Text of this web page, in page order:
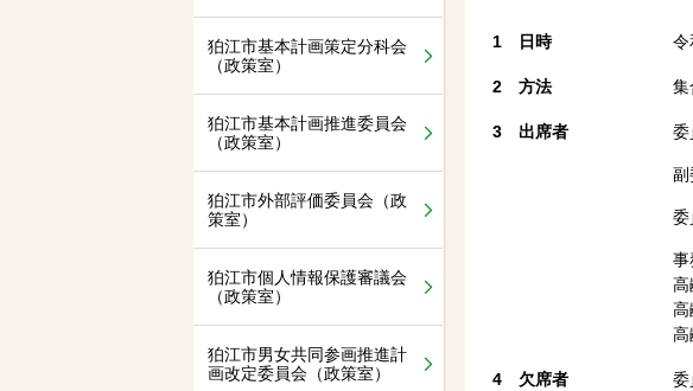
狛江市基本計画策定分科会
（政策室）
狛江市基本計画推進委員会
（政策室）
狛江市外部評価委員会（政
策室）
狛江市個人情報保護審議会
（政策室）
狛江市男女共同参画推進計
画改定委員会（政策室）
1 日時 令
2 方法 集
3 出席者 委
副
委
事
高
高
高
4 欠席者 委